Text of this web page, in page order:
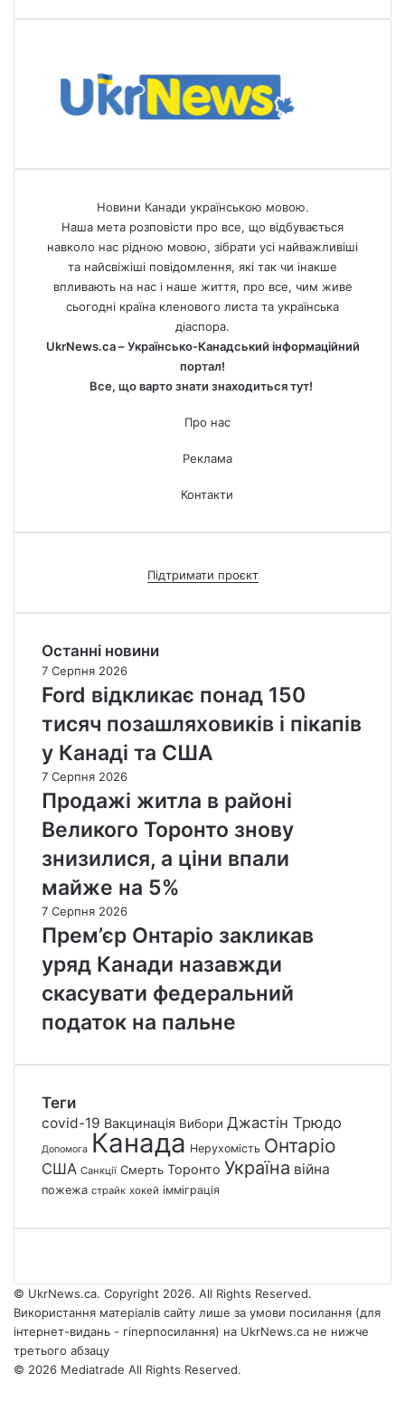
Новини Канади українською мовою.
Наша мета розповісти про все, що відбувається
навколо нас рідною мовою, зібрати усі найважливіші
та найсвіжіші повідомлення, які так чи інакше
впливають на нас і наше життя, про все, чим живе
сьогодні країна кленового листа та українська
діаспора.
UkrNews.ca – Українсько-Канадський інформаційний
портал!
Все, що варто знати знаходиться тут!
Про нас
Реклама
Контакти
Підтримати проєкт
Останні новини
7 Серпня 2026
Ford відкликає понад 150
тисяч позашляховиків і пікапів
у Канаді та США
7 Серпня 2026
Продажі житла в районі
Великого Торонто знову
знизилися, а ціни впали
майже на 5%
7 Серпня 2026
Прем’єр Онтаріо закликав
уряд Канади назавжди
скасувати федеральний
податок на пальне
Теги
covid-19 Вакцинація Вибори Джастін Трюдо
Допомога Канада Нерухомість Онтаріо
США Санкції Смерть Торонто Україна війна
пожежа страйк хокей імміграція
© UkrNews.ca. Copyright 2026. All Rights Reserved.
Використання матеріалів сайту лише за умови посилання (для
інтернет-видань - гіперпосилання) на UkrNews.ca не нижче
третього абзацу
© 2026 Mediatrade All Rights Reserved.